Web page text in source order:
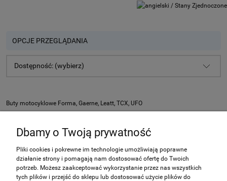
OPCJE PRZEGLĄDANIA
Dostępność: (wybierz)
Buty motocyklowe Forma, Gaerne, Leatt, TCX, UFO
Nie znaleziono produktów spełniających podane kryteria.
Zakupy
Dbamy o Twoją prywatność
Pliki cookies i pokrewne im technologie umożliwiają poprawne
działanie strony i pomagają nam dostosować ofertę do Twoich
potrzeb. Możesz zaakceptować wykorzystanie przez nas wszystkich
tych plików i przejść do sklepu lub dostosować użycie plików do